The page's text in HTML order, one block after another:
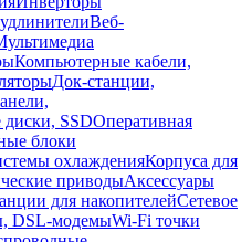
Веб-
Компьютерные кабели,
Док-станции,
диски, SSDОперативная
блоки
охлажденияКорпуса для
приводыАксессуары
для накопителейСетевое
DSL-модемыWi-Fi точки